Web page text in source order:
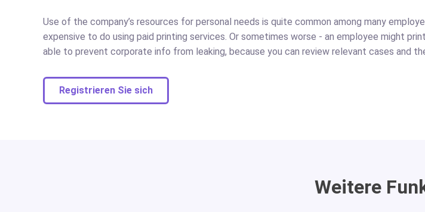
Use of the company’s resources for personal needs is quite common among many
expensive to do using paid printing services. Or sometimes worse - an employee might
able to prevent corporate info from leaking, because you can review relevant cases and
Registrieren Sie sich
Weitere